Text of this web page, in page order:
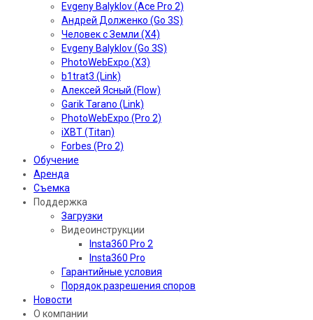
Evgeny Balyklov (Ace Pro 2)
Андрей Долженко (Go 3S)
Человек с Земли (X4)
Evgeny Balyklov (Go 3S)
PhotoWebExpo (X3)
b1trat3 (Link)
Алексей Ясный (Flow)
Garik Tarano (Link)
PhotoWebExpo (Pro 2)
iXBT (Titan)
Forbes (Pro 2)
Обучение
Аренда
Съемка
Поддержка
Загрузки
Видеоинструкции
Insta360 Pro 2
Insta360 Pro
Гарантийные условия
Порядок разрешения споров
Новости
О компании